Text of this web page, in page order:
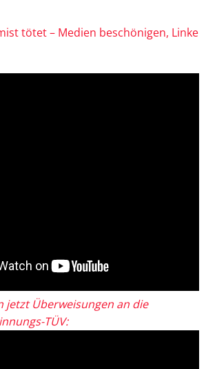
tötet – Medien beschönigen, Linke
jetzt Überweisungen an die
TÜV: